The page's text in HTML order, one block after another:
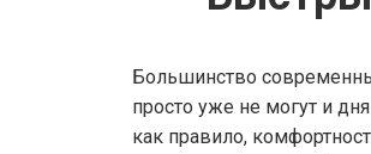
Большинство
просто уже не могут и
как правило,